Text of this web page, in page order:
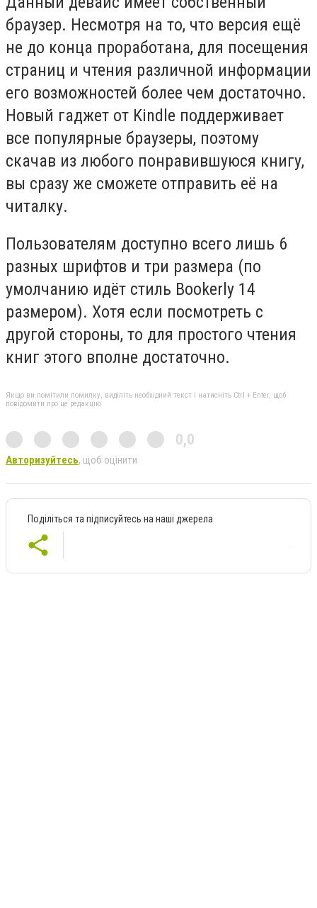
браузер. Несмотря на то, что версия ещё
не до конца проработана, для посещения
страниц и чтения различной информации
его возможностей более чем достаточно.
Новый гаджет от Kindle поддерживает
все популярные браузеры, поэтому
скачав из любого понравившуюся книгу,
вы сразу же сможете отправить её на
читалку.
Пользователям доступно всего лишь 6
разных шрифтов и три размера (по
умолчанию идёт стиль Bookerly 14
размером). Хотя если посмотреть с
другой стороны, то для простого чтения
книг этого вполне достаточно.
Якщо ви помітили помилку, виділіть необхідний текст і натисніть Ctrl + Enter, щоб
повідомити про це редакцію
0,0
Авторизуйтесь, щоб оцінити
Поділіться та підписуйтесь на наші джерела